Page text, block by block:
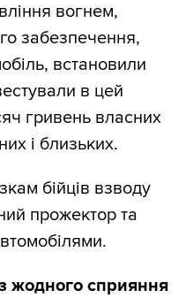
вогнем,
забезпечення,
встановили
в цей
гривень власних
і близьких.
бійців взводу
прожектор та
жодного сприяння